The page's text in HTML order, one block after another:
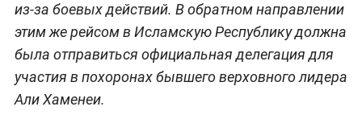
из-за боевых действий. В обратном направлении
этим же рейсом в Исламскую Республику должна
была отправиться официальная делегация для
участия в похоронах бывшего верховного лидера
Али Хаменеи.